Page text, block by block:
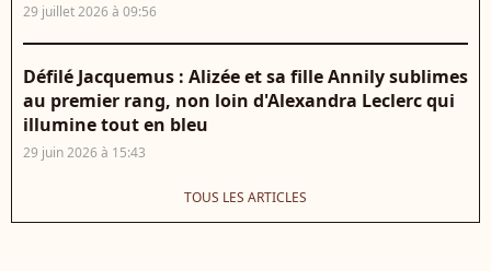
29 juillet 2026 à 09:56
Défilé Jacquemus : Alizée et sa fille Annily sublimes
au premier rang, non loin d'Alexandra Leclerc qui
illumine tout en bleu
29 juin 2026 à 15:43
TOUS LES ARTICLES